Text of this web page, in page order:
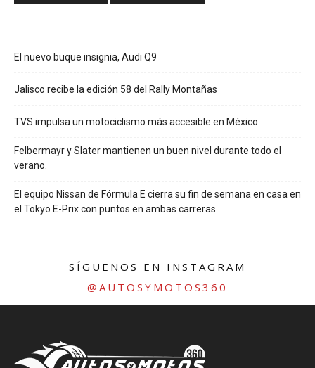
El nuevo buque insignia, Audi Q9
Jalisco recibe la edición 58 del Rally Montañas
TVS impulsa un motociclismo más accesible en México
Felbermayr y Slater mantienen un buen nivel durante todo el
verano.
El equipo Nissan de Fórmula E cierra su fin de semana en casa en
el Tokyo E-Prix con puntos en ambas carreras
SÍGUENOS EN INSTAGRAM
@AUTOSYMOTOS360